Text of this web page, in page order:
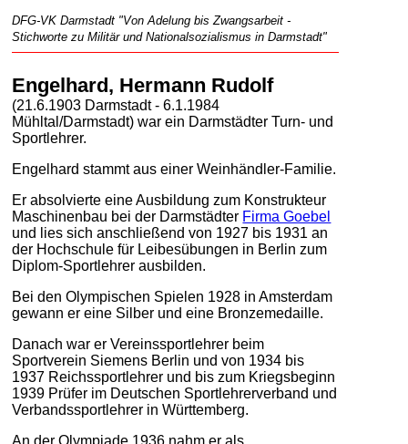
DFG-VK Darmstadt "Von Adelung bis Zwangsarbeit -
Stichworte zu Militär und Nationalsozialismus in Darmstadt"
Engelhard, Hermann Rudolf
(21.6.1903 Darmstadt - 6.1.1984
Mühltal/Darmstadt) war ein Darmstädter Turn- und
Sportlehrer.
Engelhard stammt aus einer Weinhändler-Familie.
Er absolvierte eine Ausbildung zum Konstrukteur
Maschinenbau bei der Darmstädter Firma Goebel
und lies sich anschließend von 1927 bis 1931 an
der Hochschule für Leibesübungen in Berlin zum
Diplom-Sportlehrer ausbilden.
Bei den Olympischen Spielen 1928 in Amsterdam
gewann er eine Silber und eine Bronzemedaille.
Danach war er Vereinssportlehrer beim
Sportverein Siemens Berlin und von 1934 bis
1937 Reichssportlehrer und bis zum Kriegsbeginn
1939 Prüfer im Deutschen Sportlehrerverband und
Verbandssportlehrer in Württemberg.
An der Olympiade 1936 nahm er als